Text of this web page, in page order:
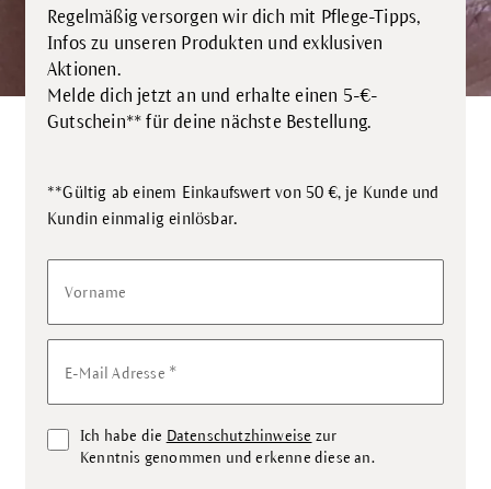
Regelmäßig versorgen wir dich mit Pflege-Tipps,
Infos zu unseren Produkten und exklusiven
Aktionen.
Melde dich jetzt an und erhalte einen 5-€-
Gutschein** für deine nächste Bestellung.
**Gültig ab einem Einkaufswert von 50 €, je Kunde und
Kundin einmalig einlösbar.
Vorname
E-Mail Adresse *
Ich habe die Datenschutzhinweise zur
Kenntnis genommen und erkenne diese an.